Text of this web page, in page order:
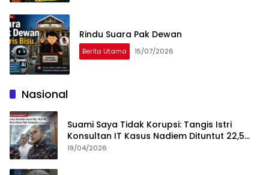
Rindu Suara Pak Dewan
Berita Utama 15/07/2026
Nasional
Suami Saya Tidak Korupsi: Tangis Istri
Konsultan IT Kasus Nadiem Dituntut 22,5
Tahun
19/04/2026